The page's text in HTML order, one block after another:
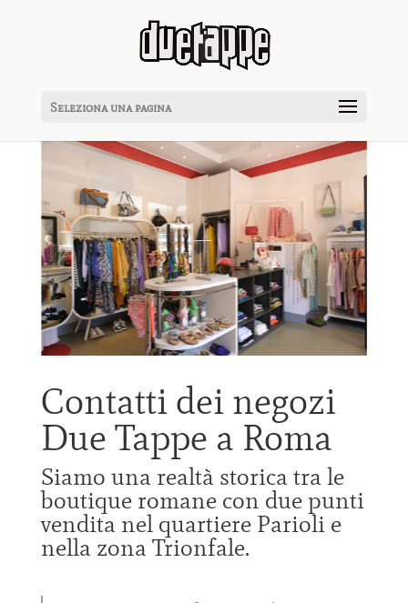
Seleziona una pagina
Contatti dei negozi
Due Tappe a Roma
Siamo una realtà storica tra le
boutique romane con due punti
vendita nel quartiere Parioli e
nella zona Trionfale.